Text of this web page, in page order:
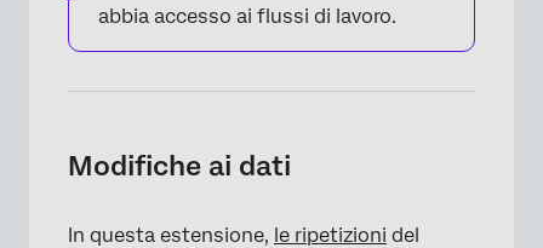
abbia accesso ai flussi di lavoro.
Modifiche ai dati
In questa estensione, le ripetizioni del